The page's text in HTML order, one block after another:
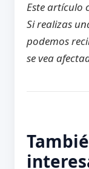
Este artículo
Si realizas
podemos
se vea